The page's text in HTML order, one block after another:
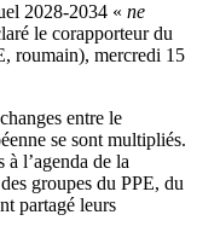
2028-2034 « ne
le corapporteur du
roumain), mercredi 15
entre le
se sont multipliés.
l’agenda de la
groupes du PPE, du
partagé leurs